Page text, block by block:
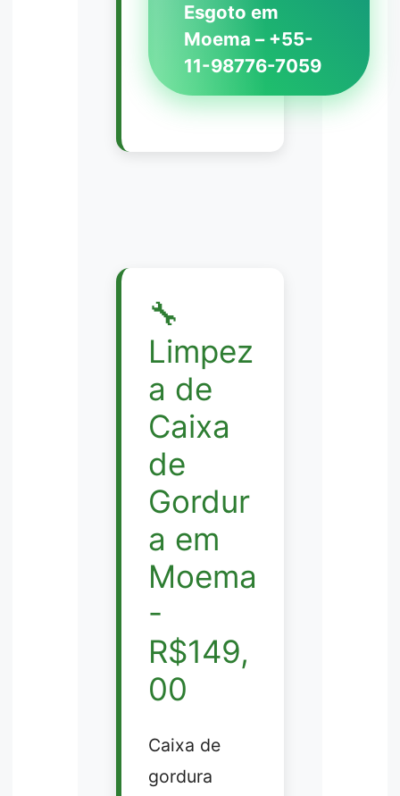
Esgoto em
Moema – +55-
11-98776-7059
🔧
Limpez
a de
Caixa
de
Gordur
a em
Moema
-
R$149,
00
Caixa de
gordura